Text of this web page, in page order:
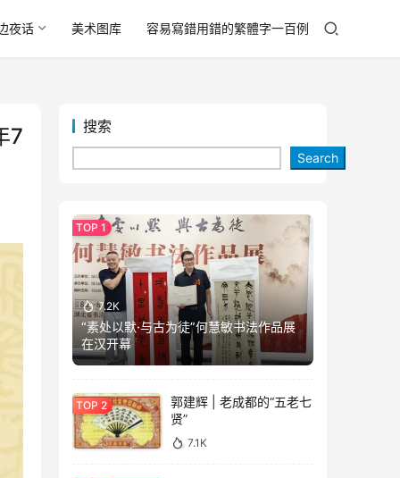
夜话 美术图库 容易寫錯用錯的繁體字一百例
7 搜索
Search
7.2K
“素处以默·与古为徒”何慧敏书法作品展
在汉开幕
郭建辉 | 老成都的“五老七
贤”
7.1K